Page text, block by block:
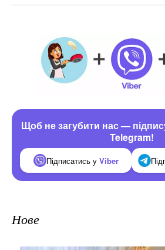
Щоб не загубити нас —
Telegram!
Підписатись у Viber
Нове